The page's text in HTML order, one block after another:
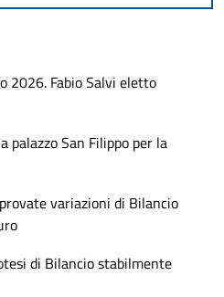
2026. Fabio Salvi eletto
palazzo San Filippo per la
variazioni di Bilancio
di Bilancio stabilmente